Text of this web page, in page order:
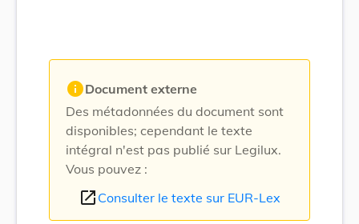
infoDocument externe
Des métadonnées du document sont
disponibles; cependant le texte
intégral n'est pas publié sur Legilux.
Vous pouvez :
open_in_new Consulter le texte sur EUR-Lex